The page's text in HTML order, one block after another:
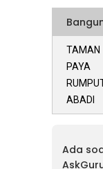
TAMAN
PAYA
ABADI
Ada